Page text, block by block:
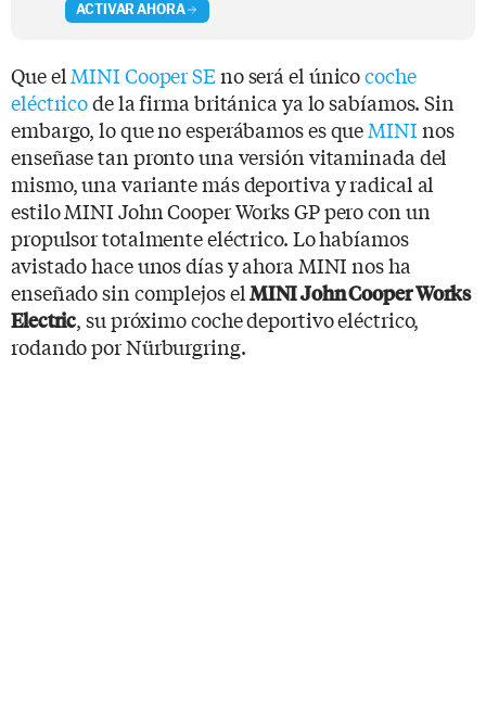
ACTIVAR AHORA
Que el MINI Cooper SEno será el únicocoche
eléctricode la firma británica ya lo sabíamos. Sin
embargo, lo que no esperábamos es queMINInos
enseñase tan pronto una versión vitaminada del
mismo, una variante más deportiva y radical al
estilo MINI John Cooper Works GP pero con un
propulsor totalmente eléctrico. Lo habíamos
avistado hace unos días y ahora MINI nos ha
enseñado sin complejos elMINI John Cooper Works
Electric, su próximo coche deportivo eléctrico,
rodando por Nürburgring.